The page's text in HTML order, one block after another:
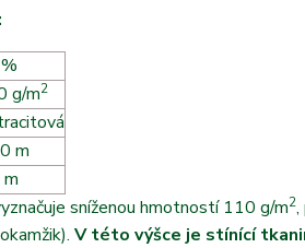
g/m2
m
sníženou hmotností 110 g/m2,
V této výšce je stínící